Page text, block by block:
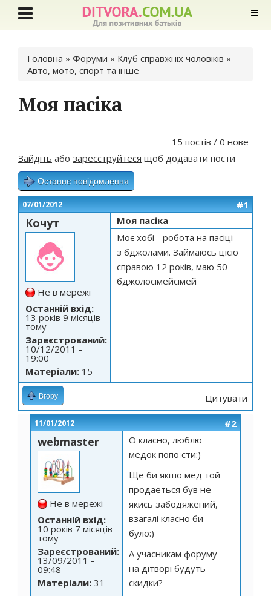
Ви є тут
Головна » Форуми » Клуб справжніх чоловіків »
Авто, мото, спорт та інше
Моя пасіка
15 постів / 0 нове
Зайдіть або зареєструйтеся щоб додавати пости
Останнє повідомлення
07/01/2012 #1
Кочут
Не в мережі
Останній вхід:
13 років 9 місяців
тому
Зареєстрований:
10/12/2011 -
19:00
Матеріали: 15
Моя пасіка
Моє хобі - робота на пасіці
з бджолами. Займаюсь цією
справою 12 років, маю 50
бджолосімейсімей
Вгору Цитувати
11/01/2012 #2
webmaster
Не в мережі
Останній вхід:
10 років 7 місяців
тому
Зареєстрований:
13/09/2011 -
09:48
Матеріали: 31
О класно, люблю
медок попоїсти:)
Ще би якшо мед той
продаеться був не
якись забодяжений,
взагалі класно би
було:)
А учасникам форуму
на дітворі будуть
скидки?